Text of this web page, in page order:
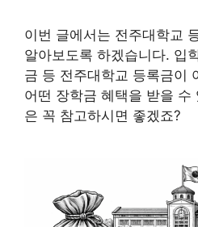
이번 글에서는 전주대학교
알아보도록 하겠습니다. 입
금 등 전주대학교 등록금이
어떤 장학금 혜택을 받을 수
은 꼭 참고하시면 좋겠죠?